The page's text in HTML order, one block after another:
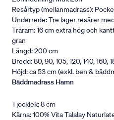
Resårtyp (mellanmadrass):
Underrede: Tre lager resårer
Träram: 16 cm extra hög och
gran
Längd: 200 cm
Bredd: 80, 90, 105, 120, 140, 160,
Höjd: ca 53 cm (exkl. ben &
Bäddmadrass Hamn
Tjocklek: 8 cm
Kärna: 100% Vita Talalay